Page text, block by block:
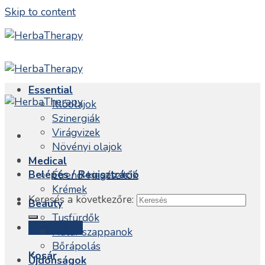
Skip to content
Belépés / Regisztráció
Keresés a következőre:
Kosár /
Kosár
Essential
Illóolajok
Szinergiák
Virágvizek
Növényi olajok
Medical
Étrend-kiegészítők
Krémek
Beauty
Tusfürdők
Natúr szappanok
Bőrápolás
Újdonságok